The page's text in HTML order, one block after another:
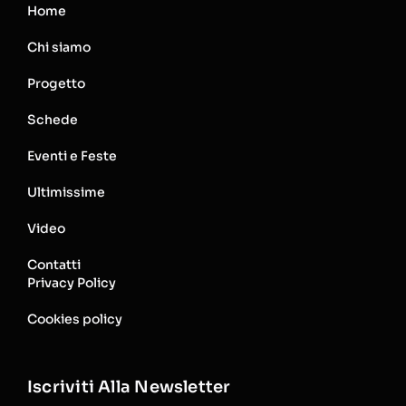
Home
Chi siamo
Progetto
Schede
Eventi e Feste
Ultimissime
Video
Contatti
Privacy Policy
Cookies policy
Iscriviti Alla Newsletter